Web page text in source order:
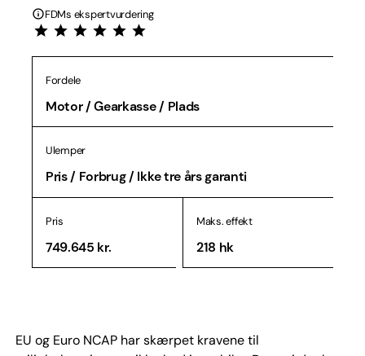
FDMs ekspertvurdering
Fordele
Motor / Gearkasse / Plads
Ulemper
Pris / Forbrug / Ikke tre års garanti
Pris
749.645 kr.
Maks. effekt
218 hk
EU og Euro NCAP har skærpet kravene til